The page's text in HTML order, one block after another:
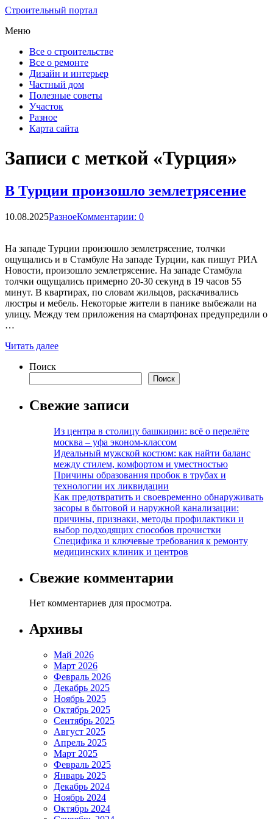
Строительный портал
Меню
Все о строительстве
Все о ремонте
Дизайн и интерьер
Частный дом
Полезные советы
Участок
Разное
Карта сайта
Записи с меткой «Турция»
В Турции произошло землетрясение
10.08.2025РазноеКомментарии: 0
На западе Турции произошло землетрясение, толчки
ощущались и в Стамбуле На западе Турции, как пишут РИА
Новости, произошло землетрясение. На западе Стамбула
толчки ощущались примерно 20-30 секунд в 19 часов 55
минут. В квартирах, по словам жильцов, раскачивались
люстры и мебель. Некоторые жители в панике выбежали на
улицу. Между тем приложения на смартфонах предупредили о
…
Читать далее
Поиск
Поиск
Свежие записи
Из центра в столицу башкирии: всё о перелёте
москва – уфа эконом-классом
Идеальный мужской костюм: как найти баланс
между стилем, комфортом и уместностью
Причины образования пробок в трубах и
технологии их ликвидации
Как предотвратить и своевременно обнаруживать
засоры в бытовой и наружной канализации:
причины, признаки, методы профилактики и
выбор подходящих способов прочистки
Специфика и ключевые требования к ремонту
медицинских клиник и центров
Свежие комментарии
Нет комментариев для просмотра.
Архивы
Май 2026
Март 2026
Февраль 2026
Декабрь 2025
Ноябрь 2025
Октябрь 2025
Сентябрь 2025
Август 2025
Апрель 2025
Март 2025
Февраль 2025
Январь 2025
Декабрь 2024
Ноябрь 2024
Октябрь 2024